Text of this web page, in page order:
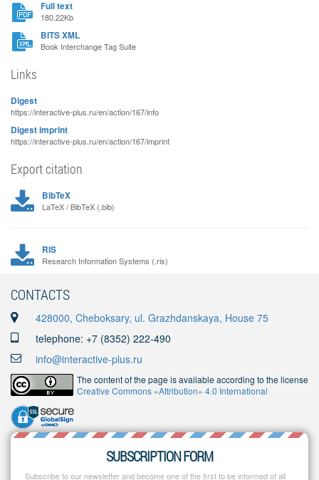
Full text
180.22Kb
BITS XML
Book Interchange Tag Suite
Links
Digest
https://interactive-plus.ru/en/action/167/info
Digest imprint
https://interactive-plus.ru/en/action/167/imprint
Export citation
BibTeX
LaTeX / BibTeX (.bib)
RIS
Research Information Systems (.ris)
CONTACTS
428000, Cheboksary, ul. Grazhdanskaya, House 75
telephone: +7 (8352) 222-490
info@interactive-plus.ru
The content of the page is available according to the license
Creative Commons «Attribution» 4.0 International
SUBSCRIPTION FORM
Subscribe to our newsletter and become one of the first to be informed of all